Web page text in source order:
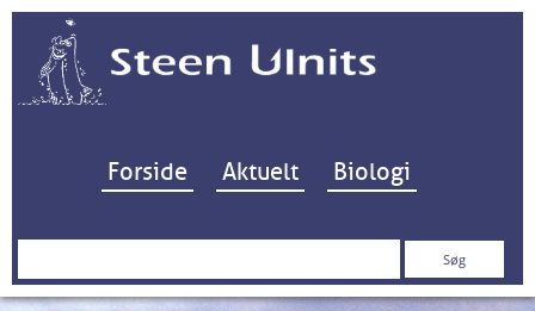
Hop til indhold
Forside Aktuelt Biologi
Søg